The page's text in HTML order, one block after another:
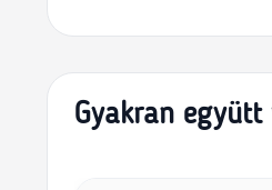
Gyakran